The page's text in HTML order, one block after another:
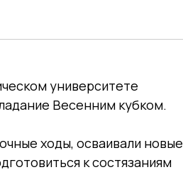
университете
Весенним кубком.
ходы, осваивали новые
к состязаниям